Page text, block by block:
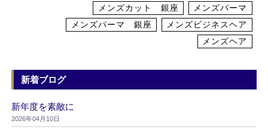
メンズカット 銀座
メンズパーマ
メンズパーマ 銀座
メンズビジネスヘア
メンズヘア
新着ブログ
新年度を素敵に
2026年04月10日